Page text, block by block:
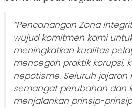
“Pencanangan Zona
wujud komitmen kami
meningkatkan kualitas
mencegah praktik korupsi,
nepotisme. Seluruh jajaran
semangat perubahan dan
menjalankan prinsip-